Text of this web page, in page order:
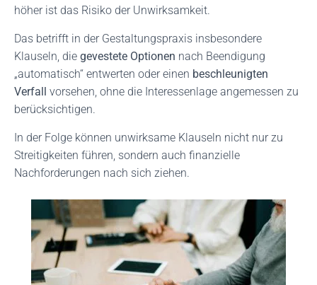
höher ist das Risiko der Unwirksamkeit.
Das betrifft in der Gestaltungspraxis insbesondere
Klauseln, die gevestete Optionen nach Beendigung
„automatisch“ entwerten oder einen beschleunigten
Verfall vorsehen, ohne die Interessenlage angemessen zu
berücksichtigen.
In der Folge können unwirksame Klauseln nicht nur zu
Streitigkeiten führen, sondern auch finanzielle
Nachforderungen nach sich ziehen.